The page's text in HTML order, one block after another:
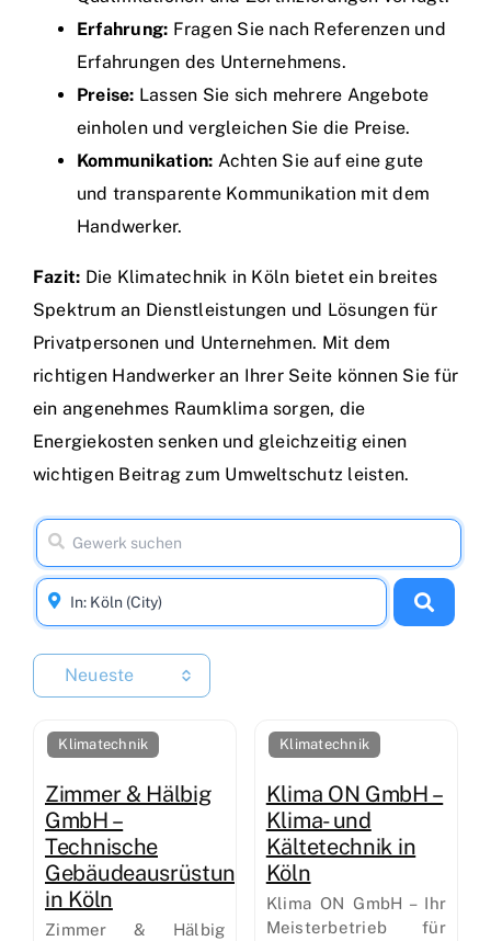
Erfahrung: Fragen Sie nach Referenzen und
Erfahrungen des Unternehmens.
Preise: Lassen Sie sich mehrere Angebote
einholen und vergleichen Sie die Preise.
Kommunikation: Achten Sie auf eine gute
und transparente Kommunikation mit dem
Handwerker.
Fazit: Die Klimatechnik in Köln bietet ein breites
Spektrum an Dienstleistungen und Lösungen für
Privatpersonen und Unternehmen. Mit dem
richtigen Handwerker an Ihrer Seite können Sie für
ein angenehmes Raumklima sorgen, die
Energiekosten senken und gleichzeitig einen
wichtigen Beitrag zum Umweltschutz leisten.
Neueste
Klimatechnik
Zimmer & Hälbig
GmbH –
Technische
Gebäudeausrüstung
in Köln
Zimmer & Hälbig
Klimatechnik
Klima ON GmbH –
Klima- und
Kältetechnik in
Köln
Klima ON GmbH – Ihr
Meisterbetrieb für